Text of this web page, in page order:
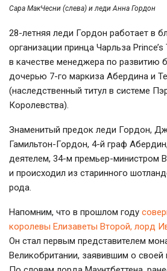
Сара МакЧесни (слева) и леди Анна Гордон
28-летняя леди Гордон работает в
организации принца Чарльза
в качестве менеджера по развитию
дочерью 7-го маркиза Абердина и
(наследственный титул в системе
Королевства).
Знаменитый предок леди Гордон,
Гамильтон-Гордон, 4-й граф
деятелем, 34-м премьер-министром
и происходил из старинного
рода.
Напомним, что в прошлом году
королевы Елизаветы Второй, лорд
Он стал первым представителем
Великобритании, заявившим о своей